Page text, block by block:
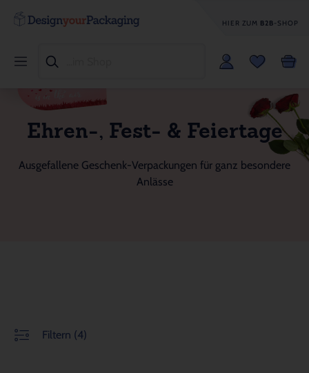
HIER ZUM B2B-SHOP
Ehren-, Fest- & Feiertage
Ausgefallene Geschenk-Verpackungen für ganz besondere
Anlässe
Filtern (4)